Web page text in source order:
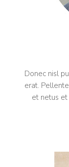
Donec nisl
erat.
et netus